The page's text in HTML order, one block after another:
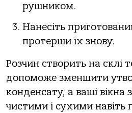
рушником.
Нанесіть
протерши їх знову.
Розчин створить на склі
допоможе зменшити
конденсату, а ваші
чистими і сухими навіть